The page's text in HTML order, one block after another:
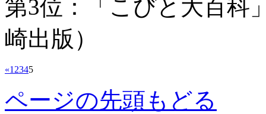
第3位：「こびと大百
崎出版）
«12345
ページの先頭もどる